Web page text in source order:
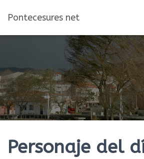
Pontecesures net
Personaje del